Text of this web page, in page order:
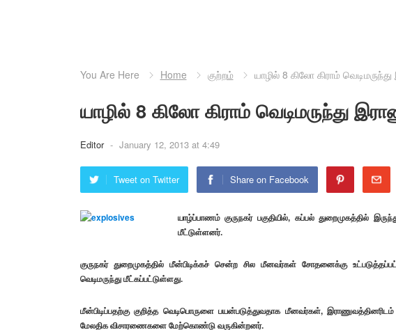
You Are Here Home குற்றம் யாழில் 8 கிலோ கிராம்
யாழில் 8 கிலோ கிராம் வெடிமருந்து
Editor - January 12, 2013 at 4:49
Tweet on Twitter Share on Facebook
யாழ்ப்பாணம் குருநகர் பகுதியில், கப்பல் துறைமுகத்தில்
மீட்டுள்ளனர்.
குருநகர் துறைமுகத்தில் மீன்பிடிக்கச் சென்ற சில மீனவர்கள் சோதனைக்கு
வெடிமருந்து மீட்கப்பட்டுள்ளது.
மீன்பிடிப்பதற்கு குறித்த வெடிபொருளை பயன்படுத்துவதாக மீனவர்கள்,
மேலதிக விசாரணைகளை மேற்கொண்டு வருகின்றனர்.